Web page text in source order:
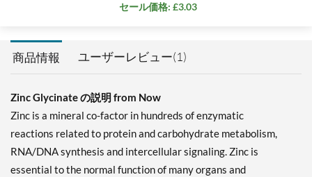
セール価格: £3.03
商品情報 ユーザーレビュー(1)
Zinc Glycinate の説明 from Now
Zinc is a mineral co-factor in hundreds of enzymatic
reactions related to protein and carbohydrate metabolism,
RNA/DNA synthesis and intercellular signaling. Zinc is
essential to the normal function of many organs and